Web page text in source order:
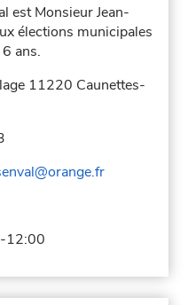
est Monsieur Jean-
élections municipales
ans.
11220 Caunettes-
12:00